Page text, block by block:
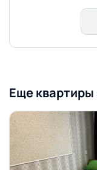
Еще квартиры